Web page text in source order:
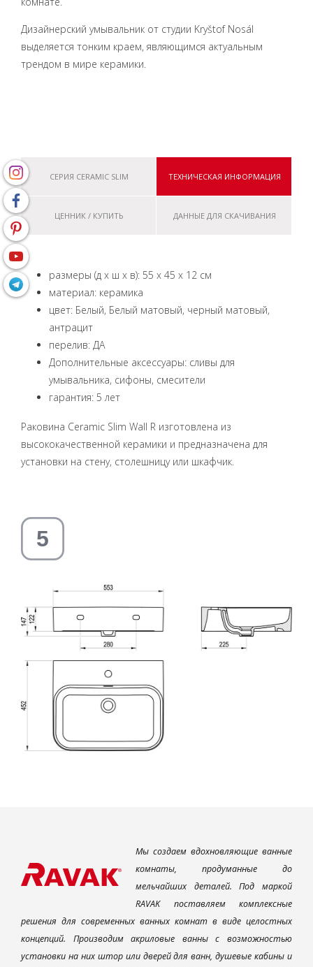
Дизайнерский умывальник от студии Kryštof Nosál
выделяется тонким краем, являющимся актуальным
трендом в мире керамики.
СЕРИЯ CERAMIC SLIM ТЕХНИЧЕСКАЯ ИНФОРМАЦИЯ
ЦЕННИК / КУПИТЬ ДАННЫЕ ДЛЯ СКАЧИВАНИЯ
размеры (д x ш x в): 55 x 45 x 12 см
материал: керамика
цвет: Белый, Белый матовый, черный матовый,
антрацит
перелив: ДА
Дополнительные аксессуары: сливы для
умывальника, сифоны, смесители
гарантия: 5 лет
Раковина Ceramic Slim Wall R изготовлена ​​из
высококачественной керамики и предназначена для
установки на стену, столешницу или шкафчик.
Мы создаем вдохновляющие ванные
комнаты, продуманные до
мельчайших деталей. Под маркой
RAVAK поставляем комплексные
решения для современных ванных комнат в виде целостных
концепций. Производим акриловые ванны с возможностью
установки на них штор или дверей для ванн, душевые кабины и